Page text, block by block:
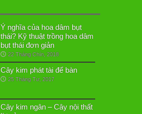
Ý nghĩa của hoa dâm bụt
thái? Kỹ thuật trồng hoa dâm
bụt thái đơn giản
22 Tháng Chín, 2018
Cây kim phát tài để bàn
25 Tháng Tư, 2017
Cây kim ngân – Cây nội thất